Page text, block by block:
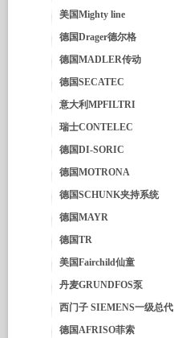
美国Mighty line
德国Drager德尔格
德国MADLER传动
德国SECATEC
意大利MPFILTRI
瑞士CONTELEC
德国DI-SORIC
德国MOTRONA
德国SCHUNK夹持系统
德国MAYR
德国TR
美国Fairchild仙童
丹麦GRUNDFOS泵
西门子 SIEMENS一级总代
德国AFRISO菲索